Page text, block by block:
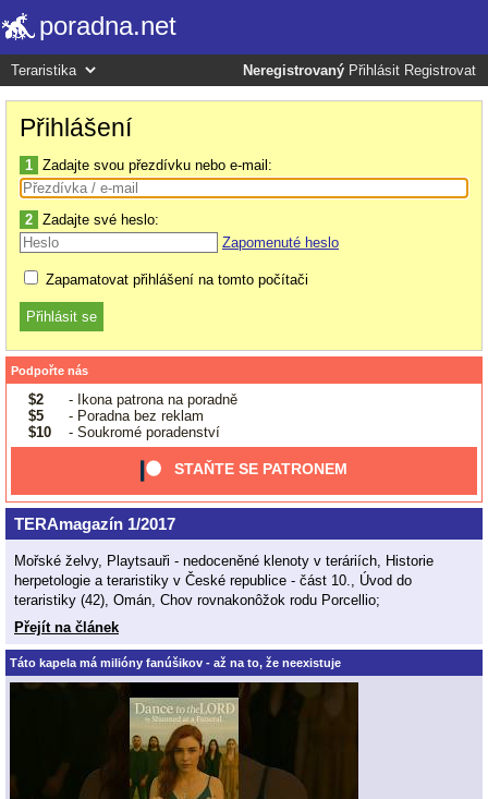
poradna.net
Neregistrovaný Přihlásit Registrovat
Přihlášení
1 Zadajte svou přezdívku nebo e-mail:
2 Zadajte své heslo:
Zapomenuté heslo
Zapamatovat přihlášení na tomto počítači
Podpořte nás
$2
- Ikona patrona na poradně
$5
- Poradna bez reklam
$10
- Soukromé poradenství
STAŇTE SE PATRONEM
TERAmagazín 1/2017
Mořské želvy, Playtsauři - nedoceněné klenoty v teráriích, Historie
herpetologie a teraristiky v České republice - část 10., Úvod do
teraristiky (42), Omán, Chov rovnakonôžok rodu Porcellio;
Přejít na článek
Táto kapela má milióny fanúšikov - až na to, že neexistuje